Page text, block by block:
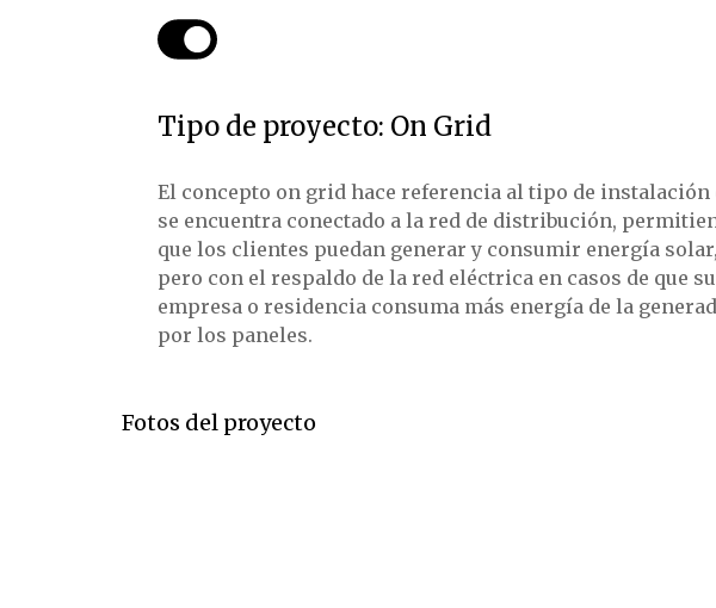
Tipo de proyecto: On Grid
El concepto on grid hace referencia al tipo de instalación
se encuentra conectado a la red de distribución,
que los clientes puedan generar y consumir energía solar,
pero con el respaldo de la red eléctrica en casos de que su
empresa o residencia consuma más energía de la
por los paneles.
Fotos del proyecto